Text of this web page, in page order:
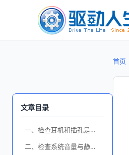
文章目录
一、检查耳机和插孔是否正常
二、检查系统音量与静音设置
首页